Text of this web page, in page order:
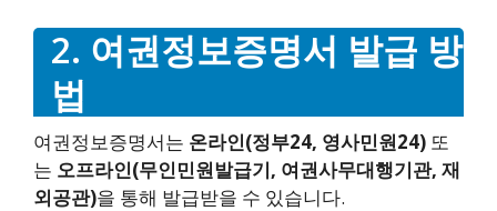
2. 여권정보증명서 발급 방
법
여권정보증명서는 온라인(정부24, 영사민원24) 또
는 오프라인(무인민원발급기, 여권사무대행기관, 재
외공관)을 통해 발급받을 수 있습니다.